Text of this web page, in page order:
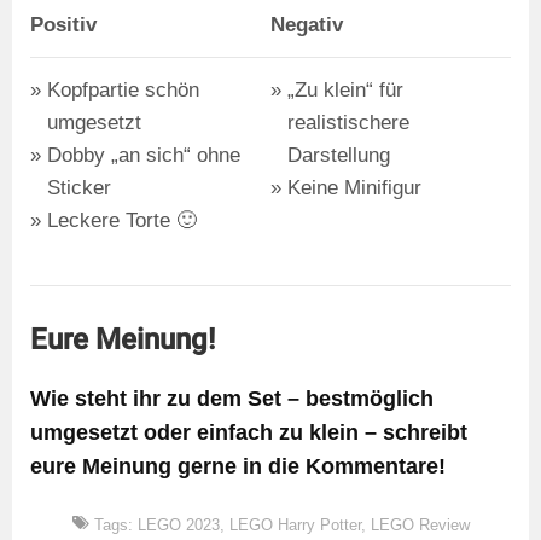
Positiv Negativ
Kopfpartie schön
umgesetzt
Dobby „an sich“ ohne
Sticker
Leckere Torte 🙂
„Zu klein“ für
realistischere
Darstellung
Keine Minifigur
Eure Meinung!
Wie steht ihr zu dem Set – bestmöglich
umgesetzt oder einfach zu klein – schreibt
eure Meinung gerne in die Kommentare!
Tags: LEGO 2023, LEGO Harry Potter, LEGO Review